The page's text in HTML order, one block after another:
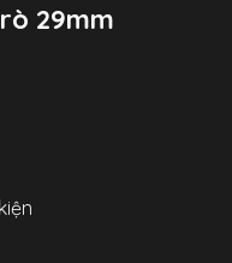
29mm